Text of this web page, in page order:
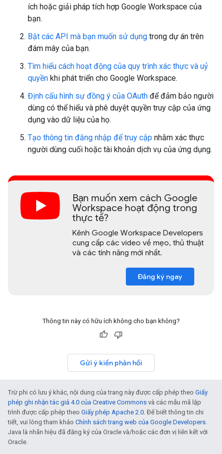
ích hoặc giải pháp tích hợp Google Workspace của
bạn.
Bật các API mà bạn muốn sử dụng trong dự án trên
đám mây của bạn.
Tìm hiểu cách hoạt động của quy trình xác thực và uỷ
quyền khi phát triển cho Google Workspace.
Định cấu hình sự đồng ý của OAuth để đảm bảo người
dùng có thể hiểu và phê duyệt quyền truy cập của ứng
dụng vào dữ liệu của họ.
Tạo thông tin đăng nhập để truy cập nhằm xác thực
người dùng cuối hoặc tài khoản dịch vụ của ứng dụng.
Bạn muốn xem cách Google
Workspace hoạt động trong
thực tế?
Kênh Google Workspace Developers
cung cấp các video về mẹo, thủ thuật
và các tính năng mới nhất.
Đăng ký ngay
Thông tin này có hữu ích không cho bạn không?
Gửi ý kiến phản hồi
Trừ phi có lưu ý khác, nội dung của trang này được cấp phép theo Giấy
phép ghi nhận tác giả 4.0 của Creative Commons và các mẫu mã lập
trình được cấp phép theo Giấy phép Apache 2.0. Để biết thông tin chi
tiết, vui lòng tham khảo Chính sách trang web của Google Developers.
Java là nhãn hiệu đã đăng ký của Oracle và/hoặc các đơn vị liên kết với
Oracle.